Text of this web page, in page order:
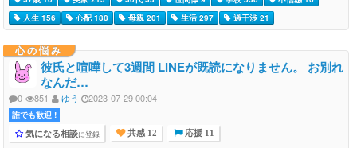
人生 156
心配 188 母親 201 生活 297 過干渉 21
心の悩み
彼氏と喧嘩して3週間 LINEが既読になりません。 お別れ
なんだ…
0 851 ゆう 2023-07-29 00:04
誰でも歓迎 !
気になる相談に登録 共感 12 応援 11